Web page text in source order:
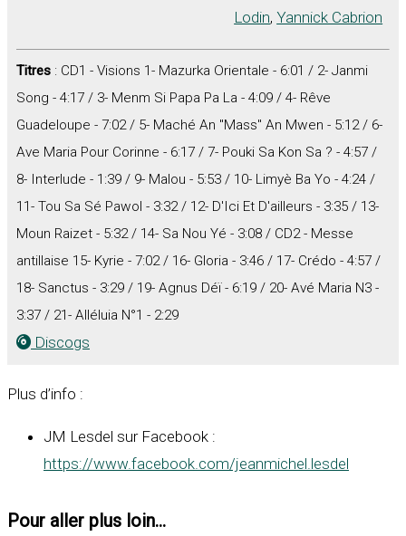
Lodin,Yannick Cabrion
Titres : CD1 - Visions 1- Mazurka Orientale - 6:01 / 2- Janmi
Song - 4:17 / 3- Menm Si Papa Pa La - 4:09 / 4- Rêve
Guadeloupe - 7:02 / 5- Maché An "Mass" An Mwen - 5:12 / 6-
Ave Maria Pour Corinne - 6:17 / 7- Pouki Sa Kon Sa ? - 4:57 /
8- Interlude - 1:39 / 9- Malou - 5:53 / 10- Limyè Ba Yo - 4:24 /
11- Tou Sa Sé Pawol - 3:32 / 12- D'Ici Et D'ailleurs - 3:35 / 13-
Moun Raizet - 5:32 / 14- Sa Nou Yé - 3:08 / CD2 - Messe
antillaise 15- Kyrie - 7:02 / 16- Gloria - 3:46 / 17- Crédo - 4:57 /
18- Sanctus - 3:29 / 19- Agnus Déï - 6:19 / 20- Avé Maria N3 -
3:37 / 21- Alléluia N°1 - 2:29
Discogs
Plus d’info :
JM Lesdel sur Facebook :
https://www.facebook.com/jeanmichel.lesdel
Pour aller plus loin...